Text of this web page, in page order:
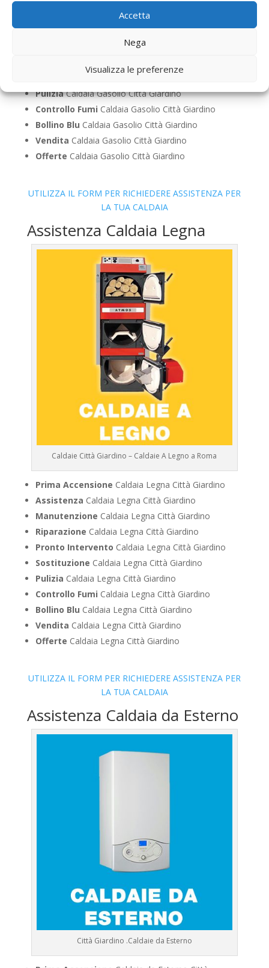
Accetta
Nega
Visualizza le preferenze
Caldaia Gasolio Città Giardino
ManutenzioneCaldaia Gasolio Città Giardino
Caldaia Gasolio Città Giardino
Caldaia Gasolio Città Giardino
PuliziaCaldaia Gasolio Città Giardino
Controllo Fumi Caldaia Gasolio Città Giardino
Bollino Blu Caldaia Gasolio Città Giardino
Vendita Caldaia Gasolio Città Giardino
Offerte Caldaia Gasolio Città Giardino
UTILIZZA IL FORM PER RICHIEDERE ASSISTENZA PER
LA TUA CALDAIA
Assistenza Caldaia Legna
Caldaie Città Giardino – Caldaie A Legno a Roma
Prima Accensione Caldaia Legna Città Giardino
Assistenza Caldaia Legna Città Giardino
Manutenzione Caldaia Legna Città Giardino
Riparazione Caldaia Legna Città Giardino
Pronto Intervento Caldaia Legna Città Giardino
Sostituzione Caldaia Legna Città Giardino
Pulizia Caldaia Legna Città Giardino
Controllo Fumi Caldaia Legna Città Giardino
Bollino Blu Caldaia Legna Città Giardino
Vendita Caldaia Legna Città Giardino
Offerte Caldaia Legna Città Giardino
UTILIZZA IL FORM PER RICHIEDERE ASSISTENZA PER
LA TUA CALDAIA
Assistenza Caldaia da Esterno
Città Giardino .Caldaie da Esterno